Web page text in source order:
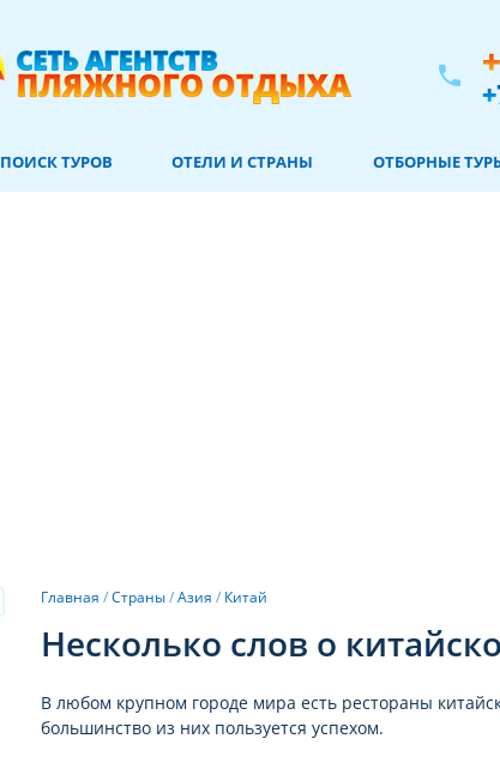
phone
ПОИСК ТУРОВ ОТЕЛИ И СТРАНЫ ОТБОРНЫЕ
Главная /Страны/Азия / Китай
Несколько слов о
В любом крупном городе мира есть рестораны
большинство из них пользуется успехом.